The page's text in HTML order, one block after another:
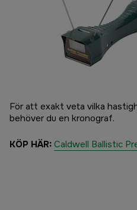
För att exakt veta vilka
behöver du en kronograf.
KÖP HÄR: Caldwell Ballistic